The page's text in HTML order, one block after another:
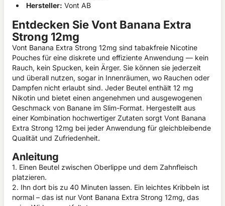
Hersteller: Vont AB
Entdecken Sie Vont Banana Extra
Strong 12mg
Vont Banana Extra Strong 12mg sind tabakfreie Nicotine
Pouches für eine diskrete und effiziente Anwendung — kein
Rauch, kein Spucken, kein Ärger. Sie können sie jederzeit
und überall nutzen, sogar in Innenräumen, wo Rauchen oder
Dampfen nicht erlaubt sind. Jeder Beutel enthält 12 mg
Nikotin und bietet einen angenehmen und ausgewogenen
Geschmack von Banane im Slim-Format. Hergestellt aus
einer Kombination hochwertiger Zutaten sorgt Vont Banana
Extra Strong 12mg bei jeder Anwendung für gleichbleibende
Qualität und Zufriedenheit.
Anleitung
1. Einen Beutel zwischen Oberlippe und dem Zahnfleisch
platzieren.
2. Ihn dort bis zu 40 Minuten lassen. Ein leichtes Kribbeln ist
normal – das ist nur Vont Banana Extra Strong 12mg, das